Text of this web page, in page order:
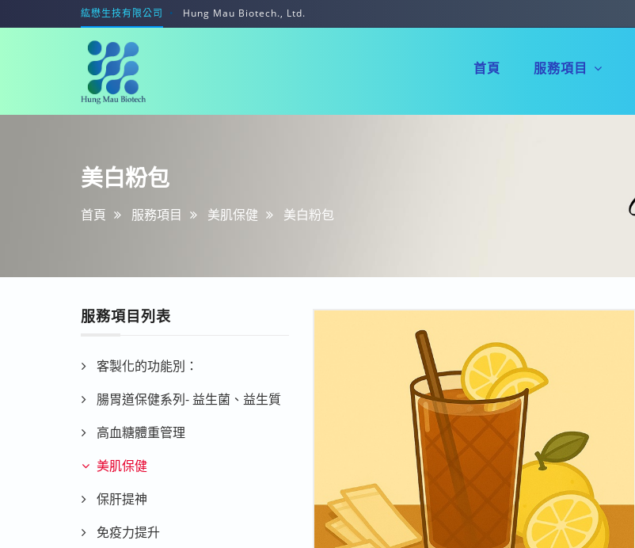
紘懋生技有限公司 Hung Mau Biotech., Ltd.
紘
技
有
公
Navigation
首頁 服務項目
美
美白粉包
首頁 服務項目 美肌保健 美白粉包
服務項目列表
客製化的功能別：
腸胃道保健系列- 益生菌、益生質
高血糖體重管理
美肌保健
保肝提神
免疫力提升